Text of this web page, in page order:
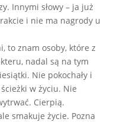
Innymi słowy – ja już
i nie ma nagrody u
to znam osoby, które z
nadal są na tym
Nie pokochały i
w życiu. Nie
Cierpią.
smakuje życie. Pozna